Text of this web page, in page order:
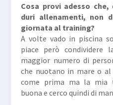
Cosa provi adesso
duri allenamenti, non
giornata al training?
A volte vado in piscina
piace però condividere
maggior numero di
che nuotano in mare o
come prima ma la mia
buona e cerco quindi di